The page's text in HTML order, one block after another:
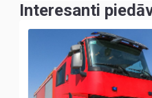
Interesanti